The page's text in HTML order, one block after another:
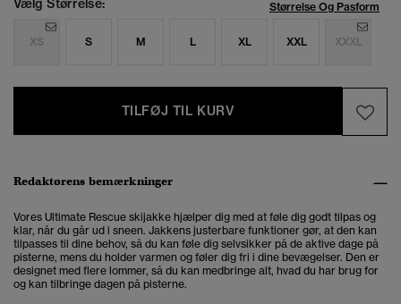
Vælg Størrelse: Størrelse Og Pasform
XS S M L XL XXL XXXL
TILFØJ TIL KURV
Redaktørens bemærkninger
Vores Ultimate Rescue skijakke hjælper dig med at føle dig godt tilpas og
klar, når du går ud i sneen. Jakkens justerbare funktioner gør, at den kan
tilpasses til dine behov, så du kan føle dig selvsikker på de aktive dage på
pisterne, mens du holder varmen og føler dig fri i dine bevægelser. Den er
designet med flere lommer, så du kan medbringe alt, hvad du har brug for
og kan tilbringe dagen på pisterne.